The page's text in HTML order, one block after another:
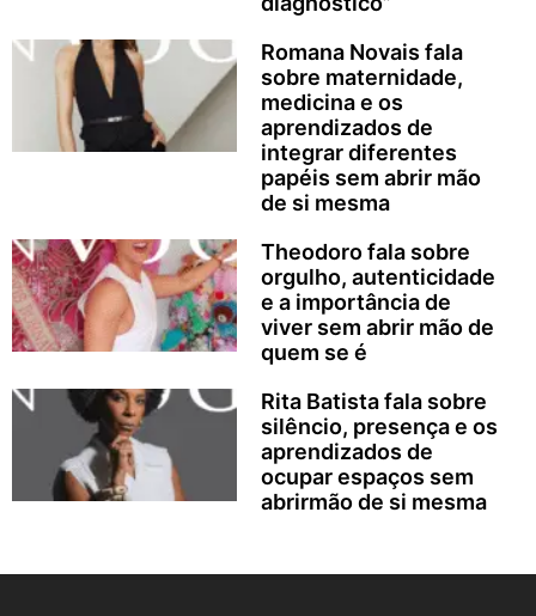
Romana Novais fala
sobre maternidade,
medicina e os
aprendizados de
integrar diferentes
papéis sem abrir mão
de si mesma
Theodoro fala sobre
orgulho, autenticidade
e a importância de
viver sem abrir mão de
quem se é
Rita Batista fala sobre
silêncio, presença e os
aprendizados de
ocupar espaços sem
abrirmão de si mesma